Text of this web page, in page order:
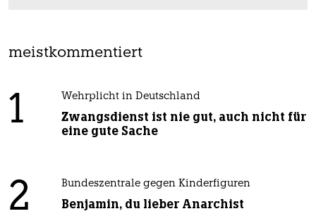
meistkommentiert
1 Wehrplicht in Deutschland
Zwangsdienst ist nie gut, auch nicht für
eine gute Sache
2 Bundeszentrale gegen Kinderfiguren
Benjamin, du lieber Anarchist